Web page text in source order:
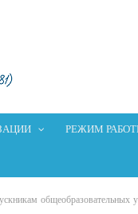
РЕЖИМ
общеобразовательных